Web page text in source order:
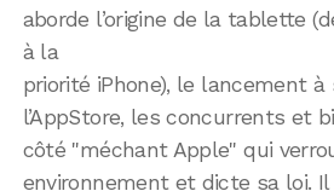
aborde l’origine de la tablette
à la
priorité iPhone), le lancement à
l’AppStore, les concurrents et
côté "méchant Apple" qui
environnement et dicte sa loi. Il